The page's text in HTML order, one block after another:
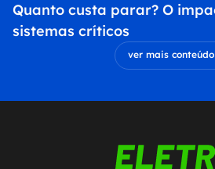
Quanto custa parar? O
sistemas críticos
ver mais conteúdo